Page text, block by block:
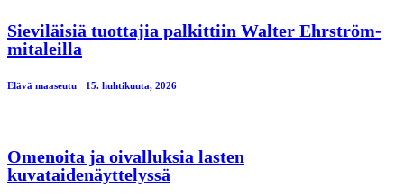
Sieviläisiä tuottajia palkittiin Walter Ehrström-
mitaleilla
Elävä maaseutu 15. huhtikuuta, 2026
Omenoita ja oivalluksia lasten
kuvataidenäyttelyssä